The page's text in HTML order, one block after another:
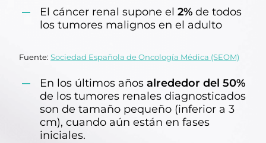
El cáncer renal supone el 2% de todos
los tumores malignos en el adulto
Fuente: Sociedad Española de Oncología Médica (SEOM)
En los últimos años alrededor del 50%
de los tumores renales diagnosticados
son de tamaño pequeño (inferior a 3
cm), cuando aún están en fases
iniciales.